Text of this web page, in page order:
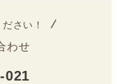
さい！
わせ
021